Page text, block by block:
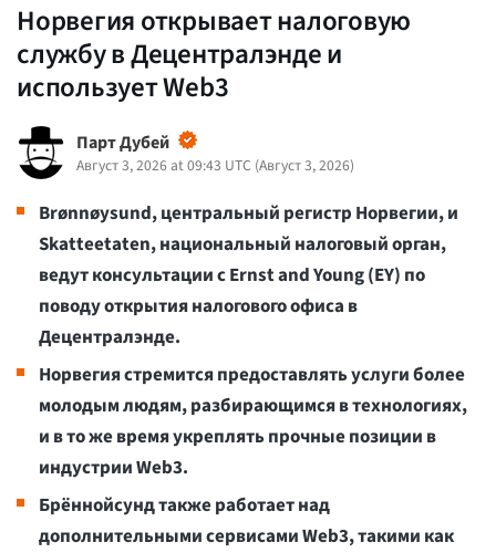
Норвегия открывает налоговую
службу в Децентралэнде и
использует Web3
Парт Дубей
Август 3, 2026 at 09:43 UTC (Август 3, 2026)
Brønnøysund, центральный регистр Норвегии, и
Skatteetaten, национальный налоговый орган,
ведут консультации с Ernst and Young (EY) по
поводу открытия налогового офиса в
Децентралэнде.
Норвегия стремится предоставлять услуги более
молодым людям, разбирающимся в технологиях,
и в то же время укреплять прочные позиции в
индустрии Web3.
Брённойсунд также работает над
дополнительными сервисами Web3, такими как